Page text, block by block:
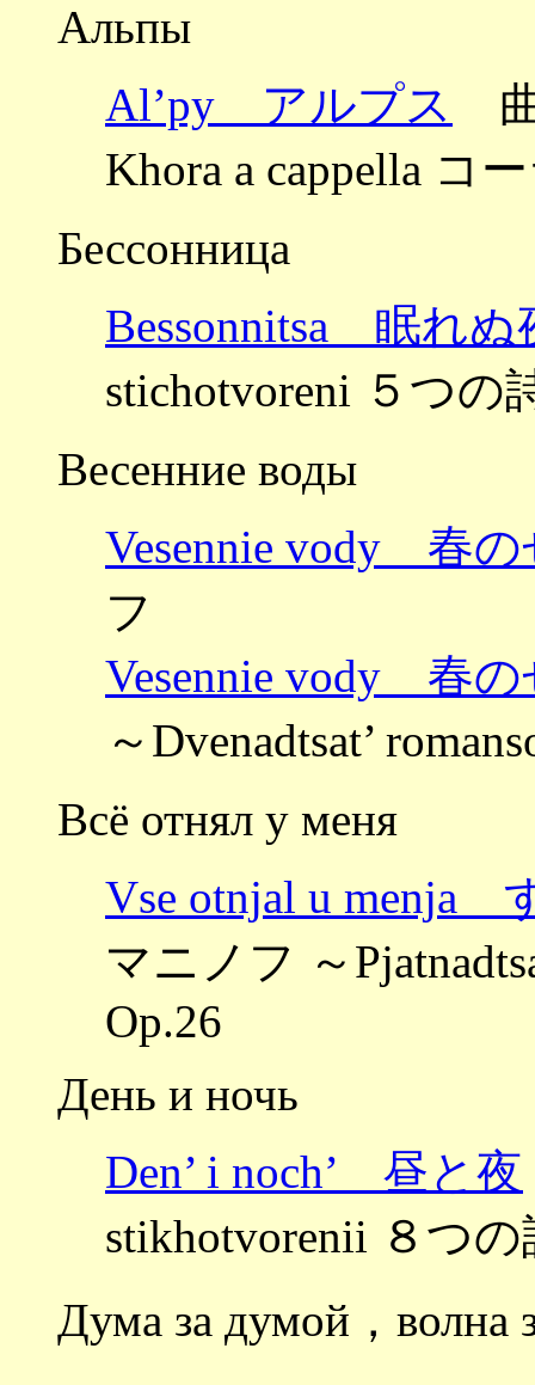
Альпы
Al’py アルプス
Khora a cappella コ
Бессонница
Bessonnitsa 眠れぬ
stichotvoreni ５つの
Весенние воды
Vesennie vody 春
フ
Vesennie vody 春
～Dvenadtsat’
Всё отнял у меня
Vse otnjal u menja
マニノフ ～
Op.26
День и ночь
Den’ i noch’ 昼と夜
stikhotvorenii ８つの
Дума за думой，волна